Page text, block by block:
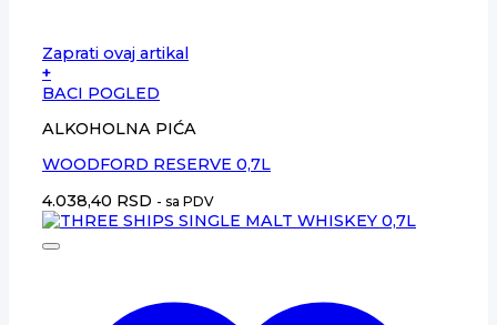
Zaprati ovaj artikal
+
BACI POGLED
ALKOHOLNA PIĆA
WOODFORD RESERVE 0,7L
4.038,40 RSD - sa PDV